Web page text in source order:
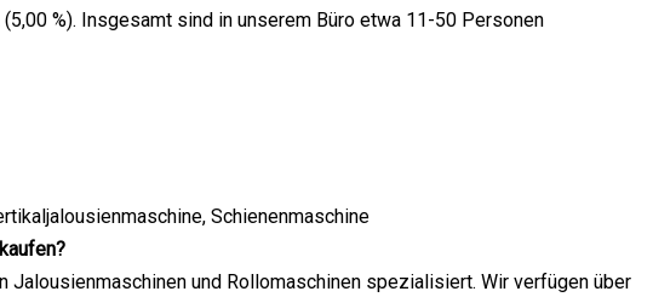
%). Insgesamt sind in unserem Büro etwa 11-50 Personen
Schienenmaschine
und Rollomaschinen spezialisiert. Wir verfügen über